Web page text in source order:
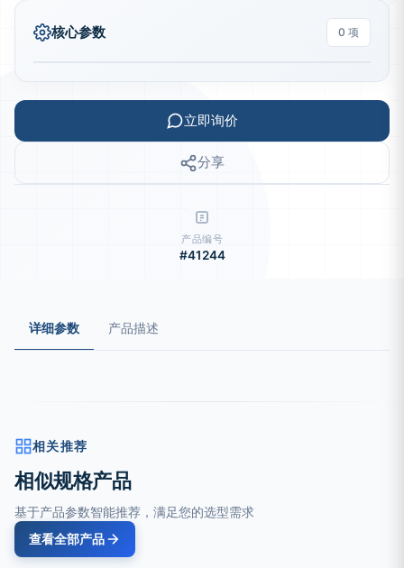
核心参数 0 项
立即询价
分享
产品编号
#41244
详细参数 产品描述
相关推荐
相似规格产品
基于产品参数智能推荐，满足您的选型需求
查看全部产品